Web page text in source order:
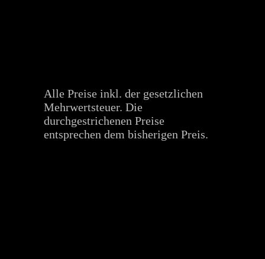
Alle Preise inkl. der gesetzlichen
Mehrwertsteuer. Die
durchgestrichenen Preise
entsprechen dem bisherigen Preis.